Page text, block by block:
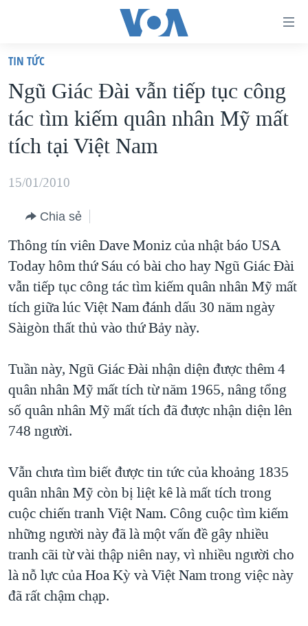
truy
cập
Tới
nội
chính
hướng
chính
Đi
tới
"Tìm"
VIỆT NAM
HOA KỲ
BIỂN ĐÔNG
THẾ GIỚI
DIỄN ĐÀN
MỤC
TỰ DO BÁO CHÍ
VẠCH TRẦN TIN GIẢ
NGƯỜI VIỆT HẢI NGOẠI
KINH TẾ
KHOA HỌC
SỨC KHOẺ
THỂ THAO
GIÁO DỤC
CHUYÊN ĐỀ
CHIẾN TRANH THƯƠNG MẠI CỦA MỸ: QUÁ KHỨ VÀ HIỆN
TẠI
HÀNH TRÌNH BẦU CỬ 2024
GIẢI MÃ VÀNH ĐAI & CON ĐƯỜNG
NGÀY TỊ NẠN THẾ GIỚI
TRỊNH VĨNH BÌNH - NGƯỜI HẠ 'BÊN THẮNG CUỘC'
CÁC GIÁ TRỊ CỘNG HÒA Ở VIỆT NAM
THƯỢNG ĐỈNH TRUMP-KIM TẠI VIỆT NAM
TRỊNH VĨNH BÌNH VS. CHÍNH PHỦ VIỆT NAM
NGƯ DÂN VIỆT VÀ LÀN SÓNG TRỘM HẢI SÂM
HỌC TIẾNG ANH
VIDEO
MẠNG XÃ HỘI
TIN TỨC
Ngũ Giác Đài vẫn tiếp tục công
tác tìm kiếm quân nhân Mỹ mất
tích tại Việt Nam
15/01/2010
Chia sẻ
Thông tín viên Dave Moniz của nhật báo USA
Today hôm thứ Sáu có bài cho hay Ngũ Giác Đài
vẫn tiếp tục công tác tìm kiếm quân nhân Mỹ mất
tích giữa lúc Việt Nam đánh dấu 30 năm ngày
Sàigòn thất thủ vào thứ Bảy này.
Tuần này, Ngũ Giác Đài nhận diện được thêm 4
quân nhân Mỹ mất tích từ năm 1965, nâng tổng
số quân nhân Mỹ mất tích đã được nhận diện lên
748 người.
Vẫn chưa tìm biết được tin tức của khoảng 1835
quân nhân Mỹ còn bị liệt kê là mất tích trong
cuộc chiến tranh Việt Nam. Công cuộc tìm kiếm
những người này đã là một vấn đề gây nhiều
tranh cãi từ vài thập niên nay, vì nhiều người cho
là nỗ lực của Hoa Kỳ và Việt Nam trong việc này
đã rất chậm chạp.